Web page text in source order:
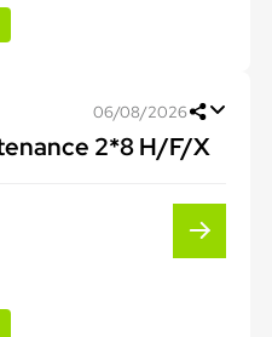
06/08/2026
2*8 H/F/X